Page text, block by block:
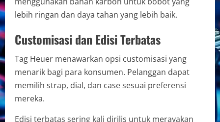
lebih ringan dan daya tahan yang lebih baik.
Customisasi dan Edisi Terbatas
Tag Heuer menawarkan opsi customisasi yang
menarik bagi para konsumen. Pelanggan dapat
memilih strap, dial, dan case sesuai preferensi
mereka.
Edisi terbatas sering kali dirilis untuk merayakan